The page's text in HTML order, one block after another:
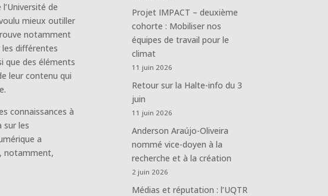
de
mieux outiller
notamment
les différentes
que des éléments
leur contenu qui
connaissances à
sur les
a
notamment,
Projet IMPACT – deuxième
cohorte : Mobiliser nos
équipes de travail pour le
climat
11 juin 2026
Retour sur la Halte-info du 3
juin
11 juin 2026
Anderson Araújo-Oliveira
nommé vice-doyen à la
recherche et à la création
2 juin 2026
Médias et réputation : l’UQTR